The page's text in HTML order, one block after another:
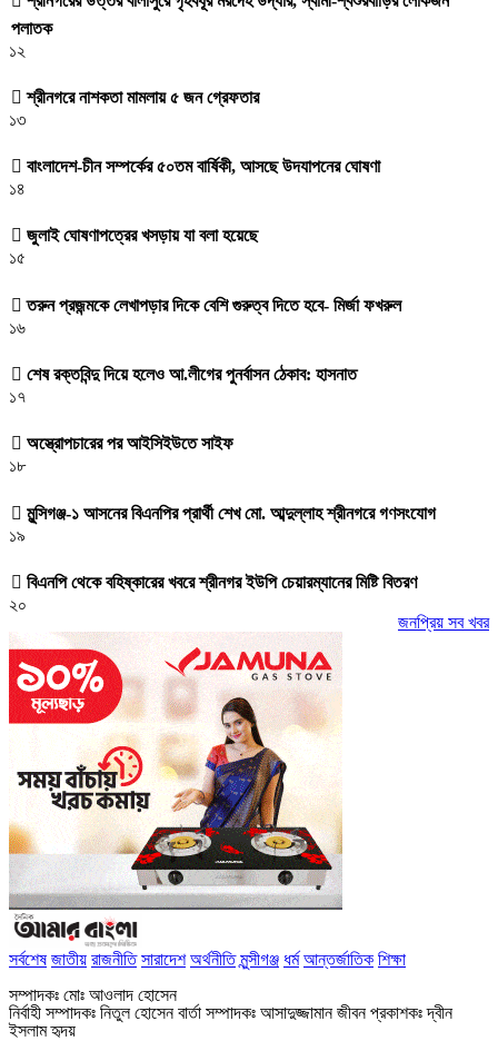
পলাতক
১২
শ্রীনগরে নাশকতা মামলায় ৫ জন গ্রেফতার
১৩
বাংলাদেশ-চীন সম্পর্কের ৫০তম বার্ষিকী, আসছে উদযাপনের ঘোষণা
১৪
জুলাই ঘোষণাপত্রের খসড়ায় যা বলা হয়েছে
১৫
তরুন প্রজন্মকে লেখাপড়ার দিকে বেশি গুরুত্ব দিতে হবে- মির্জা ফখরুল
১৬
শেষ রক্তবিন্দু দিয়ে হলেও আ.লীগের পুনর্বাসন ঠেকাব: হাসনাত
১৭
অস্ত্রোপচারের পর আইসিইউতে সাইফ
১৮
মুন্সিগঞ্জ-১ আসনের বিএনপির প্রার্থী শেখ মো. আব্দুল্লাহ শ্রীনগরে গণসংযোগ
১৯
বিএনপি থেকে বহিষ্কারের খবরে শ্রীনগর ইউপি চেয়ারম্যানের মিষ্টি বিতরণ
২০
জনপ্রিয় সব খবর
সর্বশেষ জাতীয় রাজনীতি সারাদেশ অর্থনীতি মুন্সীগঞ্জ ধর্ম আন্তর্জাতিক শিক্ষা
সম্পাদকঃ মোঃ আওলাদ হোসেন
নির্বাহী সম্পাদকঃ নিতুল হোসেন বার্তা সম্পাদকঃ আসাদুজ্জামান জীবন প্রকাশকঃ দ্বীন
ইসলাম হৃদয়